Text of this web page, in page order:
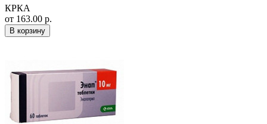
КРКА
от 163.00 р.
В корзину